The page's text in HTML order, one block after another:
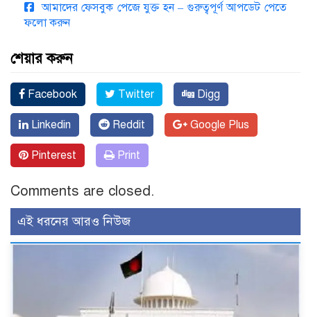
আমাদের ফেসবুক পেজে যুক্ত হন – গুরুত্বপূর্ণ আপডেট পেতে
ফলো করুন
শেয়ার করুন
Facebook Twitter Digg
Linkedin Reddit Google Plus
Pinterest Print
Comments are closed.
এই ধরনের আরও নিউজ